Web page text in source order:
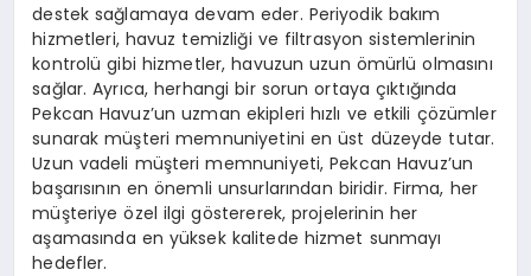
destek sağlamaya devam eder. Periyodik bakım
hizmetleri, havuz temizliği ve filtrasyon sistemlerinin
kontrolü gibi hizmetler, havuzun uzun ömürlü olmasını
sağlar. Ayrıca, herhangi bir sorun ortaya çıktığında
Pekcan Havuz’un uzman ekipleri hızlı ve etkili çözümler
sunarak müşteri memnuniyetini en üst düzeyde tutar.
Uzun vadeli müşteri memnuniyeti, Pekcan Havuz’un
başarısının en önemli unsurlarından biridir. Firma, her
müşteriye özel ilgi göstererek, projelerinin her
aşamasında en yüksek kalitede hizmet sunmayı
hedefler.